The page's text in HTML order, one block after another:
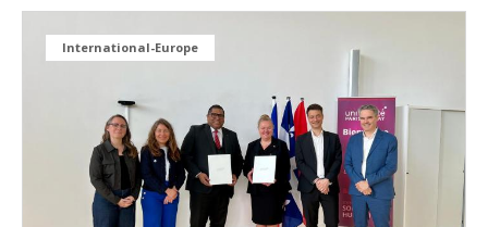
International-Europe